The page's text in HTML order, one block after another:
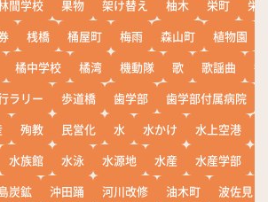
間学校 果物 架け替え 柚木 栄町
栄
桟橋 桶屋町 梅雨 森山町 植物園
橘中学校 橘湾 機動隊 歌 歌謡曲
ラリー 歩道橋 歯学部 歯学部付属病院
殉教 民営化 水 水かけ 水上空港
水族館 水泳 水源地 水産 水産学部
炭鉱 沖田踊 河川改修 油木町
波佐見